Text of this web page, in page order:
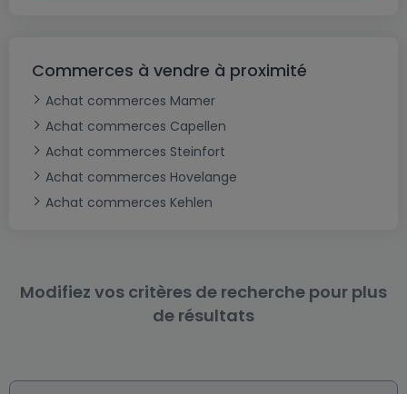
Commerces à vendre à proximité
Achat commerces Mamer
Achat commerces Capellen
Achat commerces Steinfort
Achat commerces Hovelange
Achat commerces Kehlen
Modifiez vos critères de recherche pour plus
de résultats